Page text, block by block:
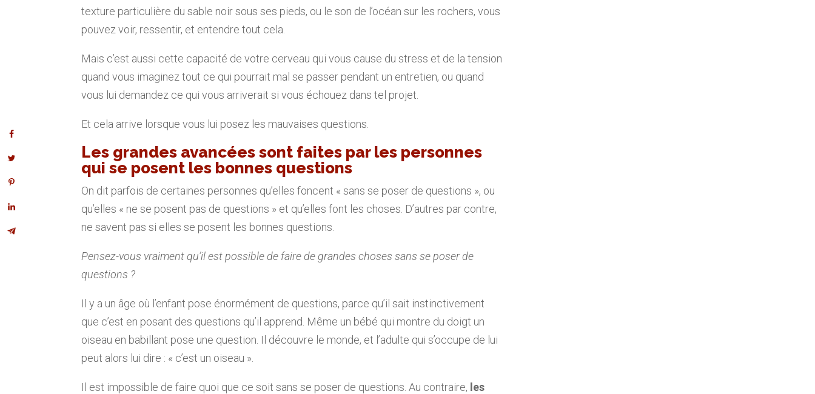
texture particulière du sable noir sous ses pieds, ou le son de l’océan sur les rochers, vous
pouvez voir, ressentir, et entendre tout cela.
Mais c’est aussi cette capacité de votre cerveau qui vous cause du stress et de la tension
quand vous imaginez tout ce qui pourrait mal se passer pendant un entretien, ou quand
vous lui demandez ce qui vous arriverait si vous échouez dans tel projet.
Et cela arrive lorsque vous lui posez les mauvaises questions.
Les grandes avancées sont faites par les personnes
qui se posent les bonnes questions
On dit parfois de certaines personnes qu’elles foncent « sans se poser de questions », ou
qu’elles « ne se posent pas de questions » et qu’elles font les choses. D’autres par contre,
ne savent pas si elles se posent les bonnes questions.
Pensez-vous vraiment qu’il est possible de faire de grandes choses sans se poser de
questions ?
Il y a un âge où l’enfant pose énormément de questions, parce qu’il sait instinctivement
que c’est en posant des questions qu’il apprend. Même un bébé qui montre du doigt un
oiseau en babillant pose une question. Il découvre le monde, et l’adulte qui s’occupe de lui
peut alors lui dire : « c’est un oiseau ».
Il est impossible de faire quoi que ce soit sans se poser de questions. Au contraire, les